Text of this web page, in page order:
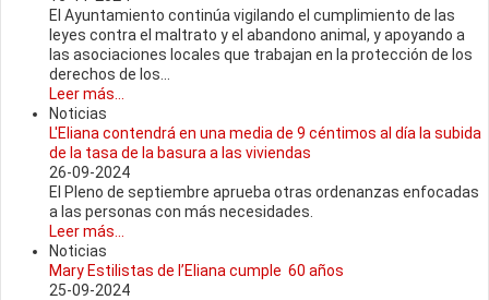
El Ayuntamiento continúa vigilando el cumplimiento de las
leyes contra el maltrato y el abandono animal, y apoyando a
las asociaciones locales que trabajan en la protección de los
derechos de los...
Leer más...
Noticias
L'Eliana contendrá en una media de 9 céntimos al día la subida
de la tasa de la basura a las viviendas
26-09-2024
El Pleno de septiembre aprueba otras ordenanzas enfocadas
a las personas con más necesidades.
Leer más...
Noticias
Mary Estilistas de l’Eliana cumple 60 años
25-09-2024